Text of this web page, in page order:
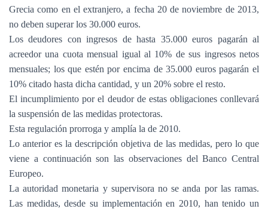
Grecia como en el extranjero, a fecha 20 de noviembre de 2013,
no deben superar los 30.000 euros.
Los deudores con ingresos de hasta 35.000 euros pagarán al
acreedor una cuota mensual igual al 10% de sus ingresos netos
mensuales; los que estén por encima de 35.000 euros pagarán el
10% citado hasta dicha cantidad, y un 20% sobre el resto.
El incumplimiento por el deudor de estas obligaciones conllevará
la suspensión de las medidas protectoras.
Esta regulación prorroga y amplía la de 2010.
Lo anterior es la descripción objetiva de las medidas, pero lo que
viene a continuación son las observaciones del Banco Central
Europeo.
La autoridad monetaria y supervisora no se anda por las ramas.
Las medidas, desde su implementación en 2010, han tenido un